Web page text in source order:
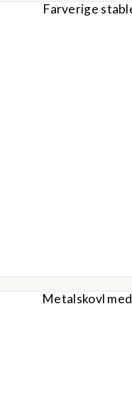
Farverige
Metalskovl